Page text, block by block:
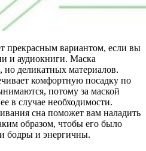
прекрасным вариантом, если вы
и аудиокниги. Маска
но деликатных материалов.
комфортную посадку по
потому за маской
в случае необходимости.
сна поможет вам наладить
образом, чтобы его было
бодры и энергичны.